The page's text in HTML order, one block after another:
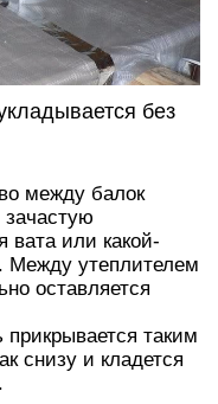
без
между балок
зачастую
вата или какой-
Между утеплителем
оставляется
таким
снизу и кладется